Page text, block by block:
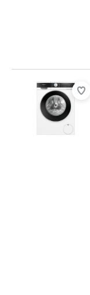
Beoordeling is 9,2 van